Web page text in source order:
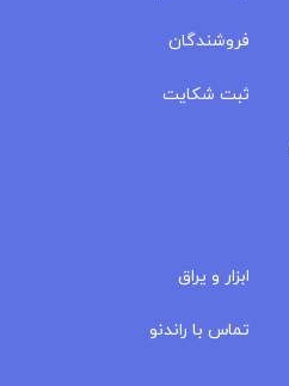
فروشندگان
ثبت شکایت
ابزار و یراق
تماس با راندنو